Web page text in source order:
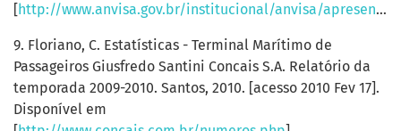
[ http://www.anvisa.gov.br/institucional/anvisa/apresentacao.htm
9. Floriano, C. Estatísticas - Terminal Marítimo de
Passageiros Giusfredo Santini Concais S.A. Relatório da
temporada 2009-2010. Santos, 2010. [acesso 2010 Fev 17].
Disponível em